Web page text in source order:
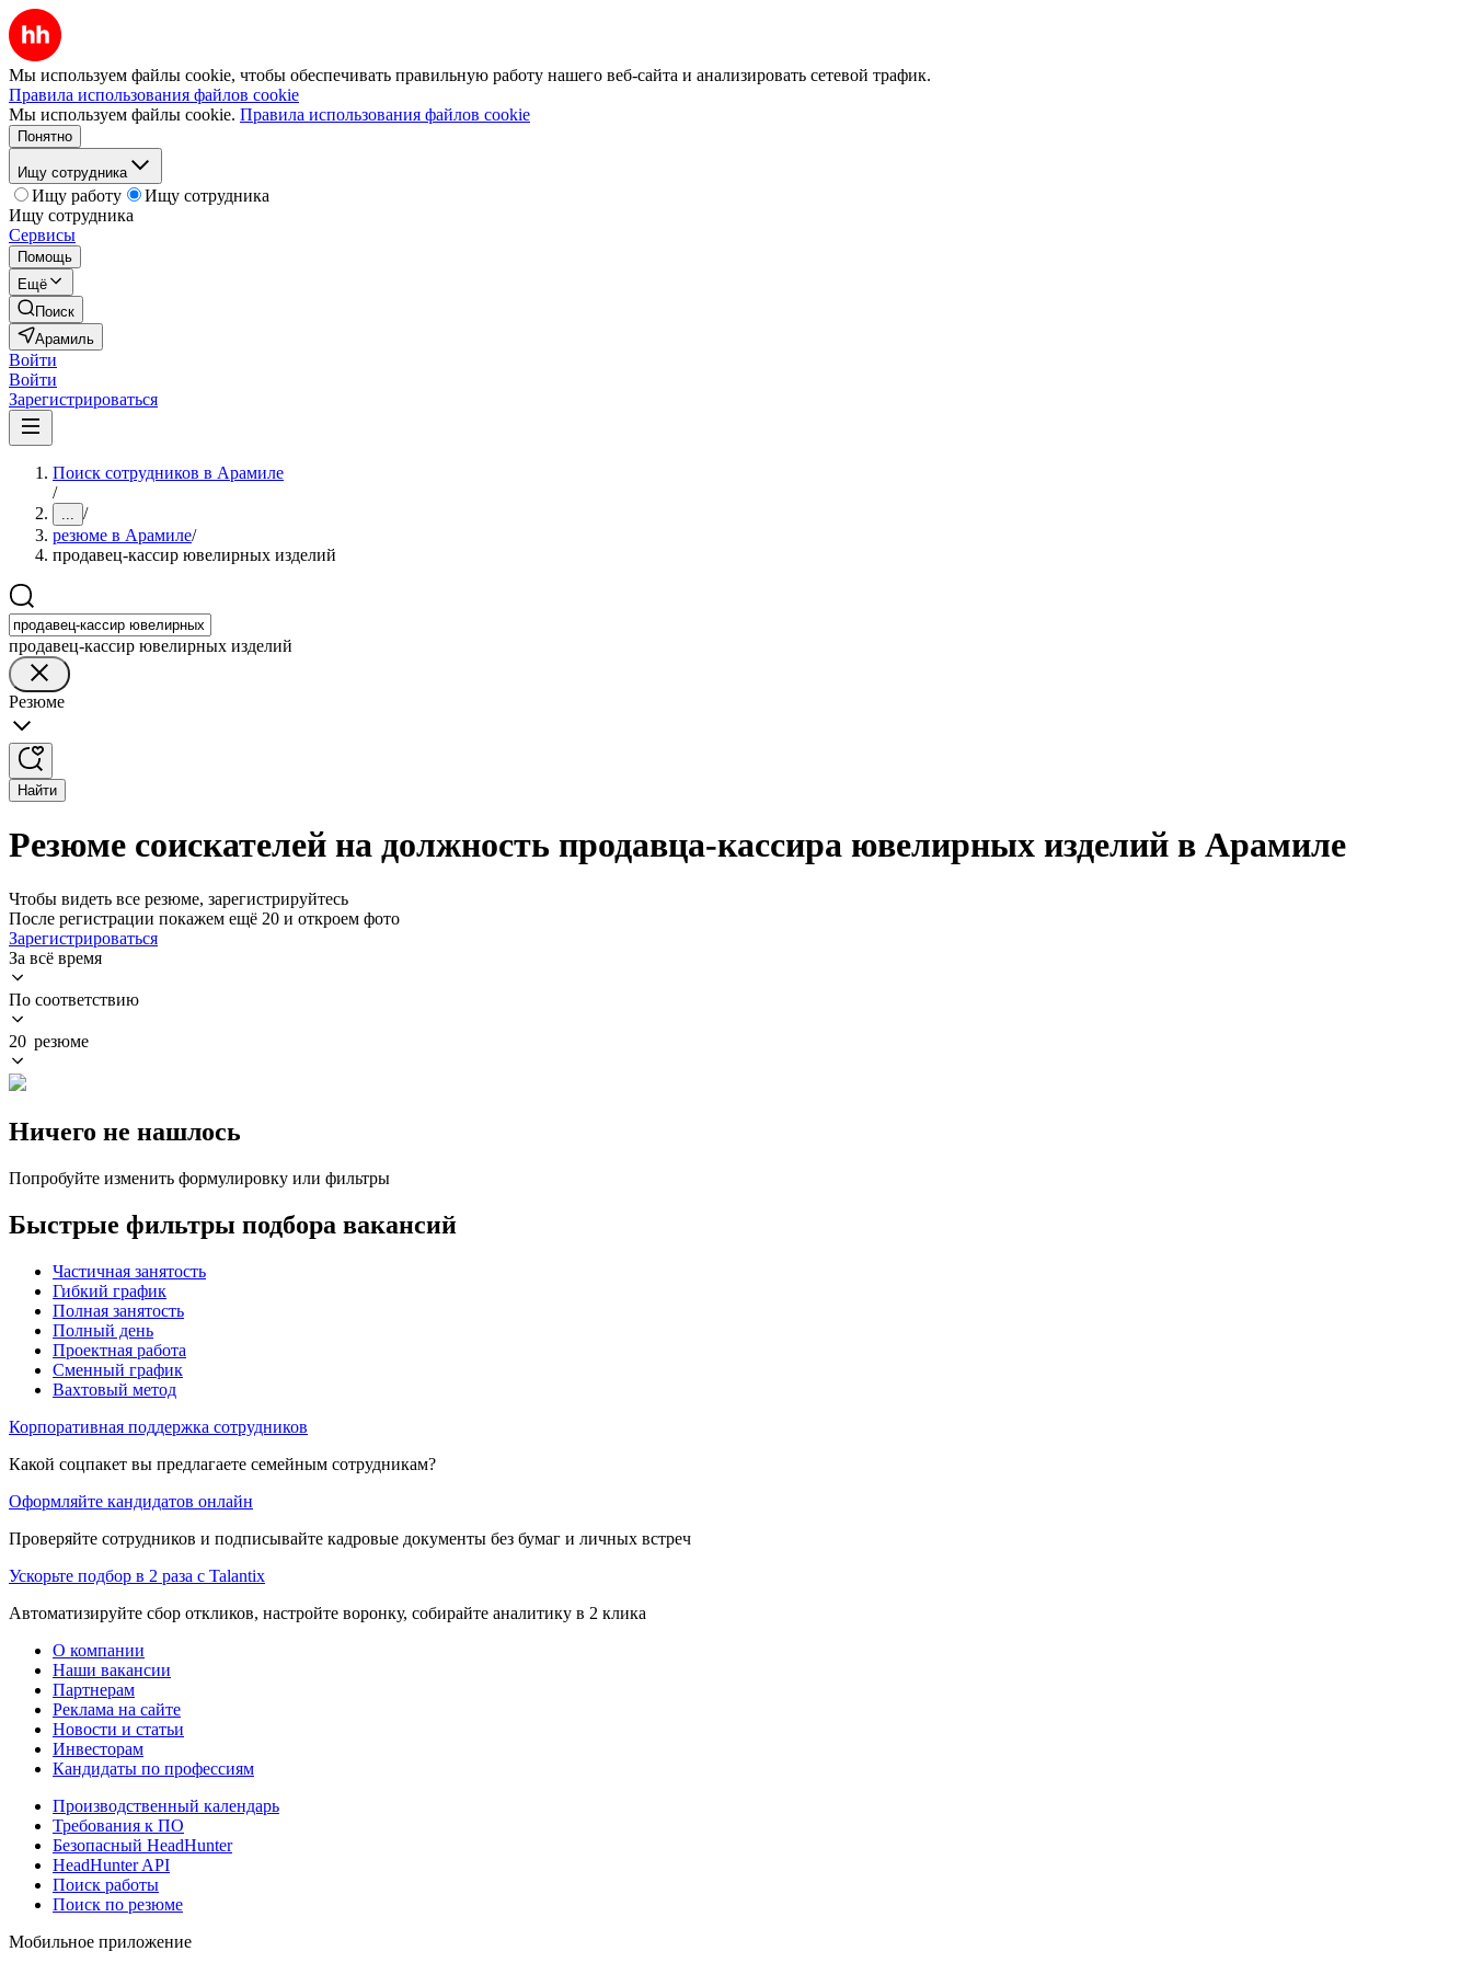
Мы используем файлы cookie, чтобы обеспечивать правильную работу нашего веб-сайта и анализировать сетевой трафик.
Правила использования файлов cookie
Мы используем файлы cookie. Правила использования файлов cookie
Понятно
Ищу сотрудника
Ищу работу
Ищу сотрудника
Ищу сотрудника
Сервисы
Помощь
Ещё
Поиск
Арамиль
Войти
Войти
Зарегистрироваться
Поиск сотрудников в Арамиле
/
... /
резюме в Арамиле/
продавец-кассир ювелирных изделий
продавец-кассир ювелирных изделий
Резюме
Найти
Резюме соискателей на должность продавца-кассира ювелирных изделий в Арамиле
Чтобы видеть все резюме, зарегистрируйтесь
После регистрации покажем ещё 20 и откроем фото
Зарегистрироваться
За всё время
По соответствию
20 резюме
Ничего не нашлось
Попробуйте изменить формулировку или фильтры
Быстрые фильтры подбора вакансий
Частичная занятость
Гибкий график
Полная занятость
Полный день
Проектная работа
Сменный график
Вахтовый метод
Корпоративная поддержка сотрудников
Какой соцпакет вы предлагаете семейным сотрудникам?
Оформляйте кандидатов онлайн
Проверяйте сотрудников и подписывайте кадровые документы без бумаг и личных встреч
Ускорьте подбор в 2 раза с Talantix
Автоматизируйте сбор откликов, настройте воронку, собирайте аналитику в 2 клика
О компании
Наши вакансии
Партнерам
Реклама на сайте
Новости и статьи
Инвесторам
Кандидаты по профессиям
Производственный календарь
Требования к ПО
Безопасный HeadHunter
HeadHunter API
Поиск работы
Поиск по резюме
Мобильное приложение